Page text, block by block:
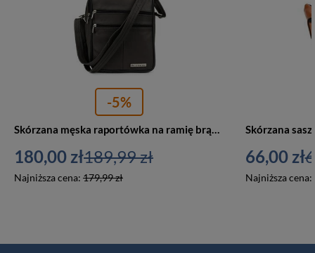
-5%
Skórzana męska raportówka na ramię brązowa Beltimore G68
180,00 zł
Najniższa cena: 179,99 zł
189,99 zł 66,00 zł
Najniższa cena: